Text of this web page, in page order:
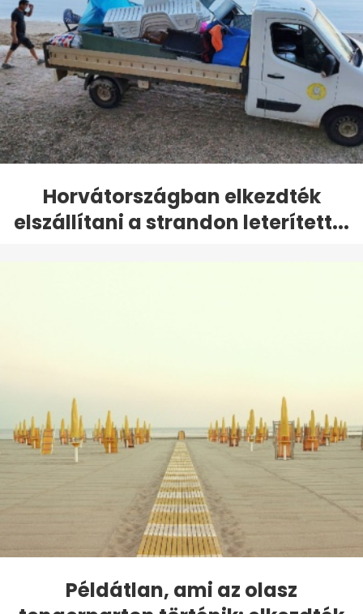
Horvátországban elkezdték
elszállítani a strandon leterített...
Példátlan, ami az olasz